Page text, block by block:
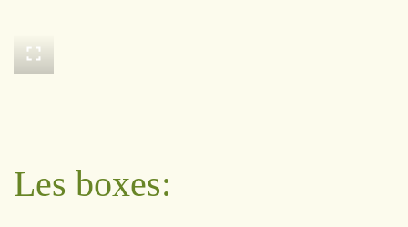
Les boxes: